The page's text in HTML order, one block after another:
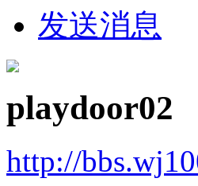
发送消息
playdoor02
http://